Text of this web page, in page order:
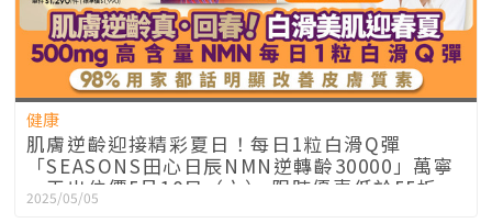
健康
肌膚逆齡迎接精彩夏日！每日1粒白滑Q彈
「SEASONS田心日辰NMN逆轉齡30000」萬寧
一天出位價5月10日（六） 限時優惠低於55折
2025/05/05